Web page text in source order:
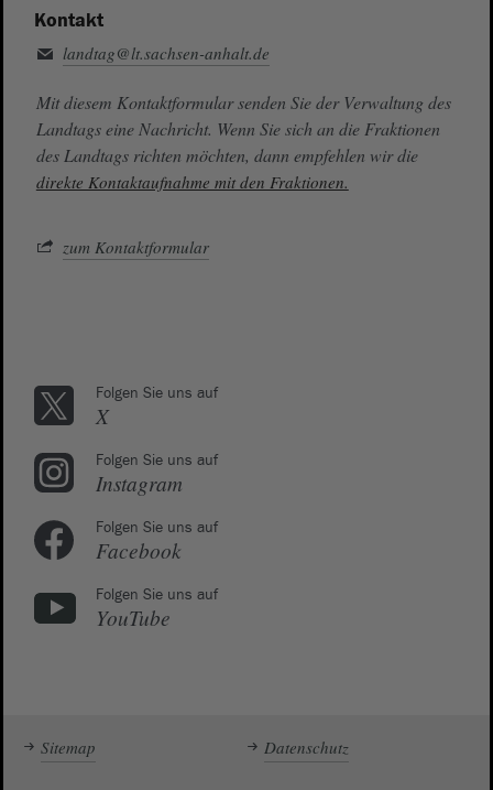
Kontakt
landtag@lt.sachsen-anhalt.de
Mit diesem Kontaktformular senden Sie der Verwaltung des
Landtags eine Nachricht. Wenn Sie sich an die Fraktionen
des Landtags richten möchten, dann empfehlen wir die
direkte Kontaktaufnahme mit den Fraktionen.
zum Kontaktformular
Folgen Sie uns auf
X
Folgen Sie uns auf
Instagram
Folgen Sie uns auf
Facebook
Folgen Sie uns auf
YouTube
Sitemap Datenschutz